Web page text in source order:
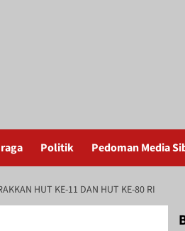
Politik Pedoman Media
HUT KE-11 DAN HUT KE-80 RI